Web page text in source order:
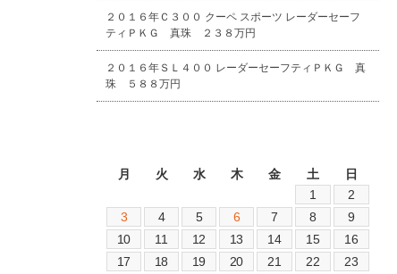
２０１６年Ｃ３００ クーペ スポーツ レーダーセーフ
ティＰＫＧ 真珠 ２３８万円
２０１６年ＳＬ４００ レーダーセーフティＰＫＧ 真
珠 ５８８万円
月
火 水 木 金 土
日
1
2
3
4 5 6 7 8
9
10
11 12 13 14 15
16
17
18 19 20 21 22
23